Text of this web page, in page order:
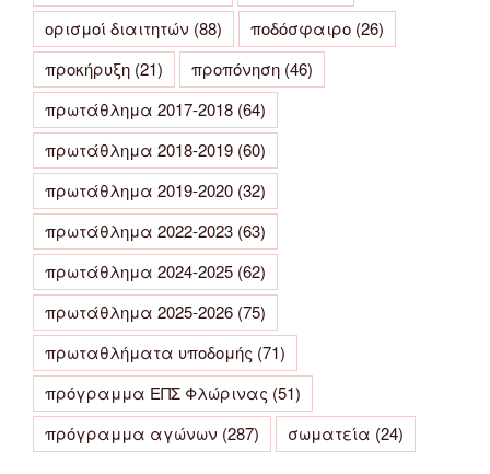
ορισμοί διαιτητών (88) ποδόσφαιρο (26)
προκήρυξη (21) προπόνηση (46)
πρωτάθλημα 2017-2018 (64)
πρωτάθλημα 2018-2019 (60)
πρωτάθλημα 2019-2020 (32)
πρωτάθλημα 2022-2023 (63)
πρωτάθλημα 2024-2025 (62)
πρωτάθλημα 2025-2026 (75)
πρωταθλήματα υποδομής (71)
πρόγραμμα ΕΠΣ Φλώρινας (51)
πρόγραμμα αγώνων (287) σωματεία (24)